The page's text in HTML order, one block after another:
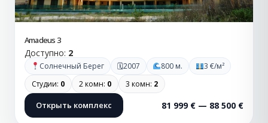
Amadeus 3
Доступно: 2
Солнечный Берег 🗓2007 800 м.
3 €/м²
Студии: 0 2 комн: 0 3 комн: 2
Открыть комплекс 81 999 € — 88 500 €